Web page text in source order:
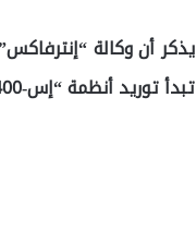
يذكر أن وكالة
تبدأ توريد أنظمة “إس-400” إلى تركيا في النصف الأول من شهر يوليو الجاري.